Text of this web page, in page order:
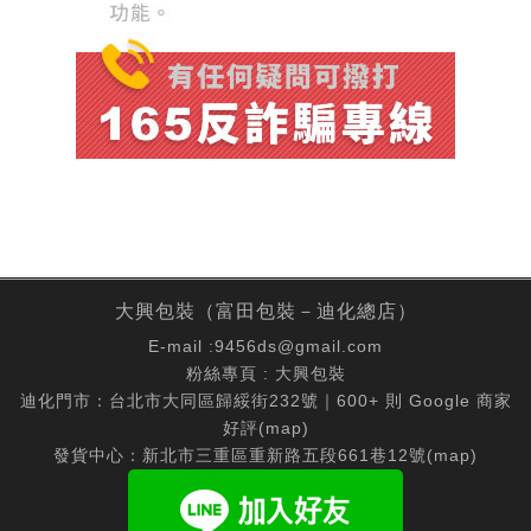
大興包裝（富田包裝－迪化總店）
E-mail :9456ds@gmail.com
粉絲專頁 : 大興包裝
迪化門市：台北市大同區歸綏街232號｜600+ 則 Google 商家
好評(map)
發貨中心：新北市三重區重新路五段661巷12號(map)